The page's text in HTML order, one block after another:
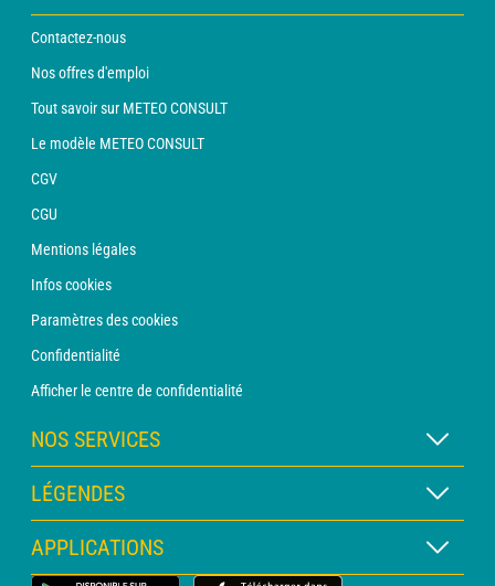
Contactez-nous
Nos offres d'emploi
Tout savoir sur METEO CONSULT
Le modèle METEO CONSULT
CGV
CGU
Mentions légales
Infos cookies
Paramètres des cookies
Confidentialité
Afficher le centre de confidentialité
NOS SERVICES
Abonnement METEO Xpert
Abonnement METEO PRO
Consultation avec un prévisionniste
LÉGENDES
Légende des cartes
Légende des pictogrammes
APPLICATIONS